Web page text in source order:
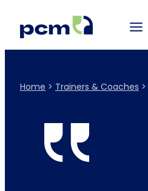
Home > Trainers & Coaches >